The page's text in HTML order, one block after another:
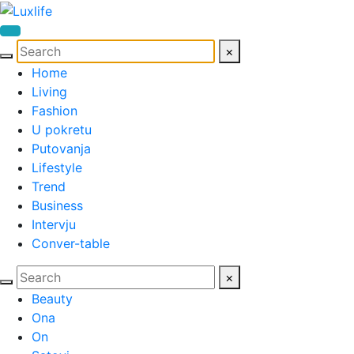
×
Home
Living
Fashion
U pokretu
Putovanja
Lifestyle
Trend
Business
Intervju
Conver-table
×
Beauty
Ona
On